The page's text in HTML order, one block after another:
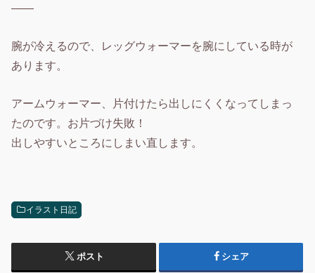
——
腕が冷えるので、レッグウォーマーを腕にしている時が
あります。
アームウォーマー、片付けたら出しにくくなってしまっ
たのです。お片づけ失敗！
出しやすいところにしまい直します。
イラスト日記
ポスト シェア